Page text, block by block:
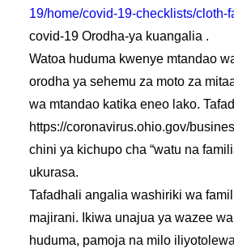
19/home/covid-19-checklists/cloth-
covid-19 Orodha-ya kuangalia .
Watoa huduma kwenye mtandao
orodha ya sehemu za moto za
wa mtandao katika eneo lako.
https://coronavirus.ohio.gov/
chini ya kichupo cha “watu na
ukurasa.
Tafadhali angalia washiriki wa
majirani. Ikiwa unajua ya wazee
huduma, pamoja na milo